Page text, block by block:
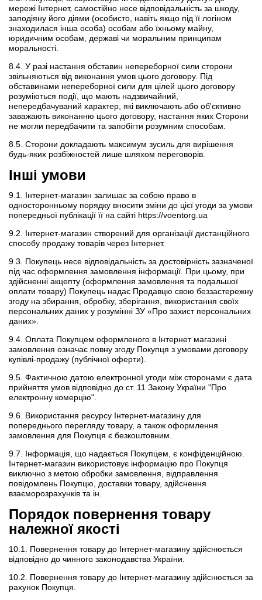
мережі Інтернет, самостійно несе відповідальність за шкоду,
заподіяну його діями (особисто, навіть якщо під її логіном
знаходилася інша особа) особам або їхньому майну,
юридичним особам, державі чи моральним принципам
моральності.
8.4. У разі настання обставин непереборної сили сторони
звільняються від виконання умов цього договору. Під
обставинами непереборної сили для цілей цього договору
розуміються події, що мають надзвичайний,
непередбачуваний характер, які виключають або об'єктивно
заважають виконанню цього договору, настання яких Сторони
не могли передбачити та запобігти розумним способам.
8.5. Сторони докладають максимум зусиль для вирішення
будь-яких розбіжностей лише шляхом переговорів.
Інші умови
9.1. Інтернет-магазин залишає за собою право в
односторонньому порядку вносити зміни до цієї угоди за умови
попередньої публікації її на сайті https://voentorg.ua
9.2. Інтернет-магазин створений для організації дистанційного
способу продажу товарів через Інтернет.
9.3. Покупець несе відповідальність за достовірність зазначеної
під час оформлення замовлення інформації. При цьому, при
здійсненні акцепту (оформлення замовлення та подальшої
оплати товару) Покупець надає Продавцю свою беззастережну
згоду на збирання, обробку, зберігання, використання своїх
персональних даних у розумінні ЗУ «Про захист персональних
даних».
9.4. Оплата Покупцем оформленого в Інтернет магазині
замовлення означає повну згоду Покупця з умовами договору
купівлі-продажу (публічної оферти).
9.5. Фактичною датою електронної угоди між сторонами є дата
прийняття умов відповідно до ст. 11 Закону України "Про
електронну комерцію".
9.6. Використання ресурсу Інтернет-магазину для
попереднього перегляду товару, а також оформлення
замовлення для Покупця є безкоштовним.
9.7. Інформація, що надається Покупцем, є конфіденційною.
Інтернет-магазин використовує інформацію про Покупця
виключно з метою обробки замовлення, відправлення
повідомлень Покупцю, доставки товару, здійснення
взаєморозрахунків та ін.
Порядок повернення товару
належної якості
10.1. Повернення товару до Інтернет-магазину здійснюється
відповідно до чинного законодавства України.
10.2. Повернення товару до Інтернет-магазину здійснюється за
рахунок Покупця.